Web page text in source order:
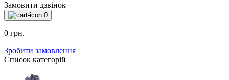
Замовити дзвінок
0
0 грн.
Зробити замовлення
Список категорій